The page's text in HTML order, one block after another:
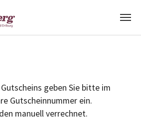
geben Sie bitte im
Gutscheinnummer ein.
manuell verrechnet.